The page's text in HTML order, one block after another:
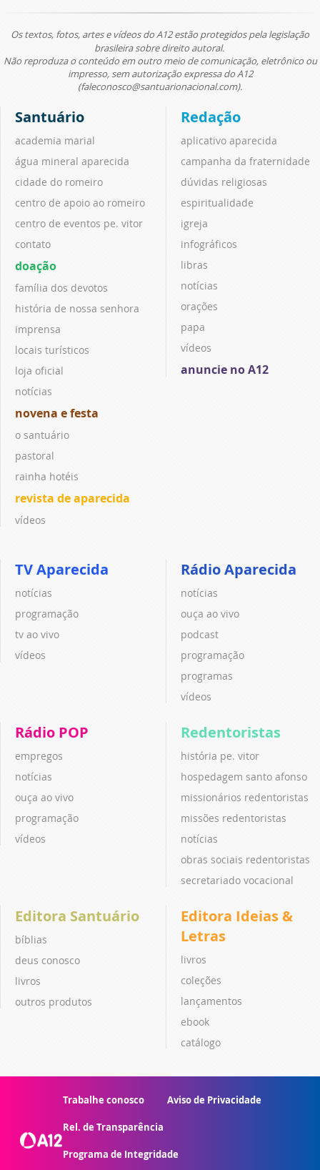
Os textos, fotos, artes e vídeos do A12 estão protegidos pela legislação
brasileira sobre direito autoral.
Não reproduza o conteúdo em outro meio de comunicação, eletrônico ou
impresso, sem autorização expressa do A12
(faleconosco@santuarionacional.com).
Santuário
academia marial
água mineral aparecida
cidade do romeiro
centro de apoio ao romeiro
centro de eventos pe. vitor
contato
doação
família dos devotos
história de nossa senhora
imprensa
locais turísticos
loja oficial
notícias
novena e festa
o santuário
pastoral
rainha hotéis
revista de aparecida
vídeos
Redação
aplicativo aparecida
campanha da fraternidade
dúvidas religiosas
espiritualidade
igreja
infográficos
libras
notícias
orações
papa
vídeos
anuncie no A12
TV Aparecida
notícias
programação
tv ao vivo
vídeos
Rádio Aparecida
notícias
ouça ao vivo
podcast
programação
programas
vídeos
Rádio POP
empregos
notícias
ouça ao vivo
programação
vídeos
Redentoristas
história pe. vitor
hospedagem santo afonso
missionários redentoristas
missões redentoristas
notícias
obras sociais redentoristas
secretariado vocacional
Editora Santuário
bíblias
deus conosco
livros
outros produtos
Editora Ideias &
Letras
livros
coleções
lançamentos
ebook
catálogo
Trabalhe conosco Aviso de Privacidade
Rel. de Transparência
Programa de Integridade